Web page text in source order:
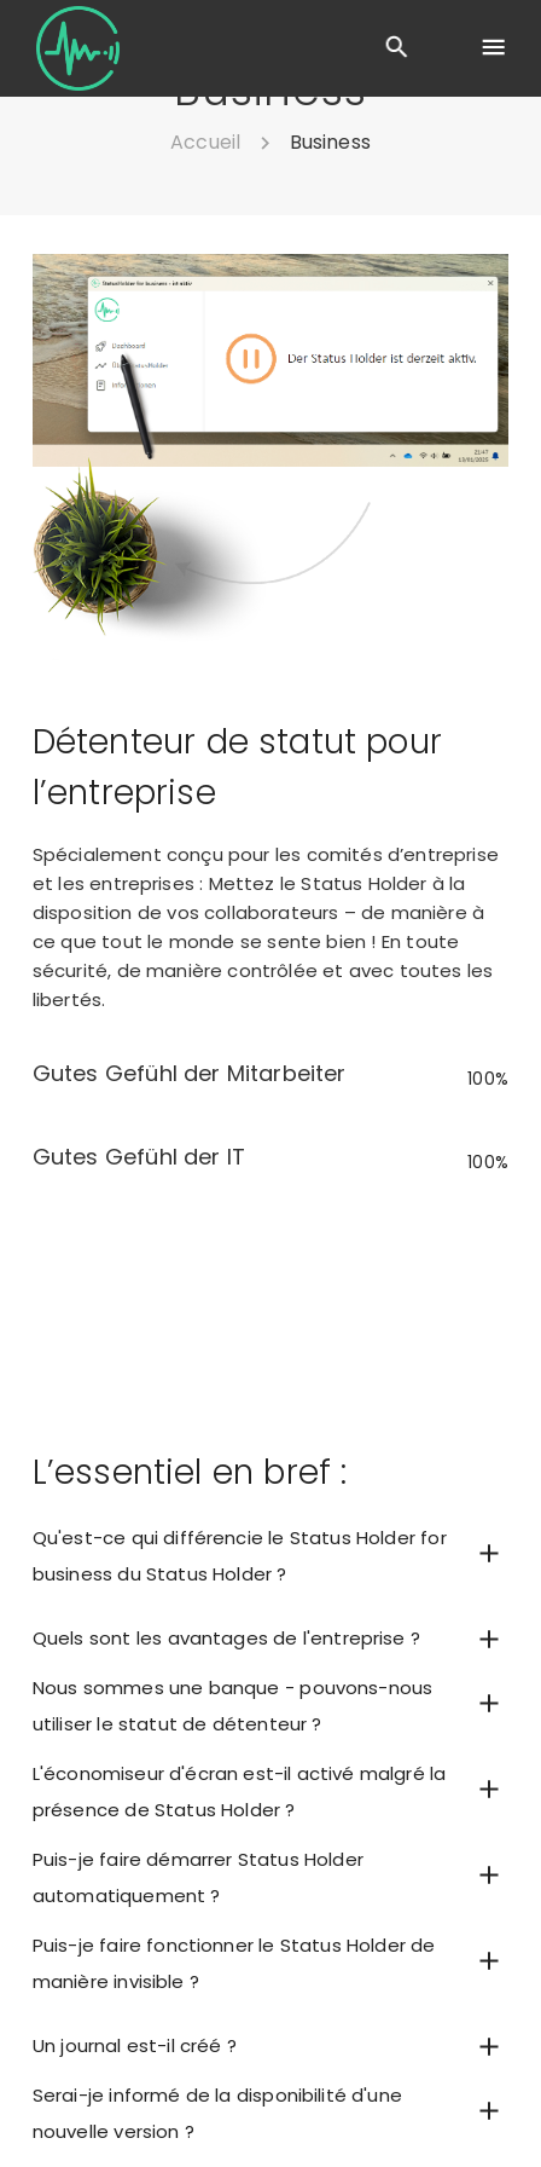
Business
Accueil Business
Détenteur de statut pour
l’entreprise
Spécialement conçu pour les comités d’entreprise
et les entreprises : Mettez le Status Holder à la
disposition de vos collaborateurs – de manière à
ce que tout le monde se sente bien ! En toute
sécurité, de manière contrôlée et avec toutes les
libertés.
Gutes Gefühl der Mitarbeiter 100%
Gutes Gefühl der IT 100%
L’essentiel en bref :
Qu'est-ce qui différencie le Status Holder for
business du Status Holder ?
Quels sont les avantages de l'entreprise ?
Nous sommes une banque - pouvons-nous
utiliser le statut de détenteur ?
L'économiseur d'écran est-il activé malgré la
présence de Status Holder ?
Puis-je faire démarrer Status Holder
automatiquement ?
Puis-je faire fonctionner le Status Holder de
manière invisible ?
Un journal est-il créé ?
Serai-je informé de la disponibilité d'une
nouvelle version ?